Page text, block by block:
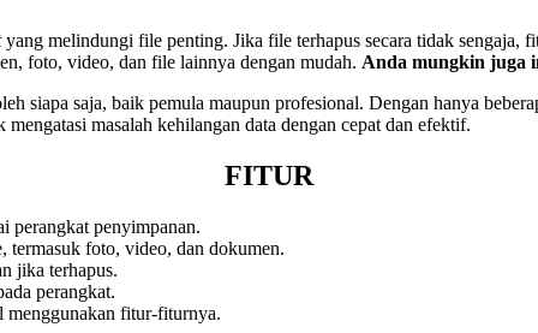
yang melindungi file penting. Jika file terhapus secara tidak
foto, video, dan file lainnya dengan mudah. Anda mungkin juga
siapa saja, baik pemula maupun profesional. Dengan hanya
masalah kehilangan data dengan cepat dan efektif.
FITUR
perangkat penyimpanan.
foto, video, dan dokumen.
jika terhapus.
perangkat.
menggunakan fitur-fiturnya.